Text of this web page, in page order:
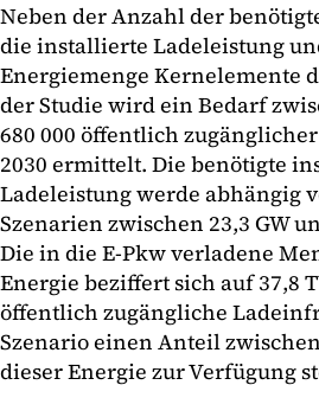
Neben der Anzahl der
die installierte Ladeleistung
Energiemenge Kernelemente
der Studie wird ein Bedarf
680 000 öffentlich
2030 ermittelt. Die benötigte
Ladeleistung werde abhängig
Szenarien zwischen 23,3 GW
Die in die E-Pkw verladene
Energie beziffert sich auf 37,8
öffentlich zugängliche
Szenario einen Anteil
dieser Energie zur Verfügung